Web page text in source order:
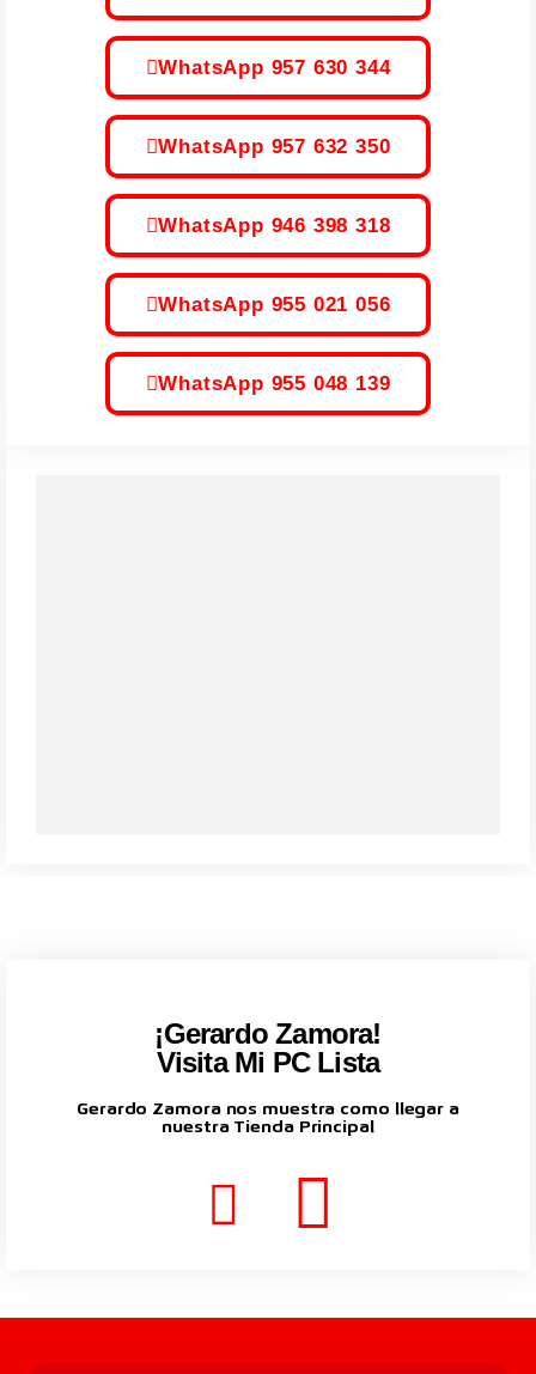
WhatsApp 957 630 344
WhatsApp 957 632 350
WhatsApp 946 398 318
WhatsApp 955 021 056
WhatsApp 955 048 139
¡Gerardo Zamora!
Visita Mi PC Lista
Gerardo Zamora nos muestra como llegar a
nuestra Tienda Principal